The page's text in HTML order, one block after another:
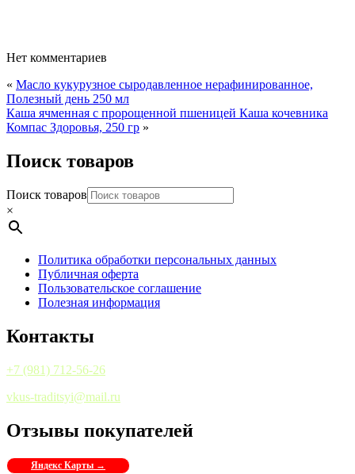
Нет комментариев
« Масло кукурузное сыродавленное нерафинированное,
Полезный день 250 мл
Каша ячменная с пророщенной пшеницей Каша кочевника
Компас Здоровья, 250 гр »
Поиск товаров
Поиск товаров
×
Политика обработки персональных данных
Публичная оферта
Пользовательское соглашение
Полезная информация
Контакты
+7 (981) 712-56-26
vkus-traditsyi@mail.ru
Отзывы покупателей
Яндекс Карты →